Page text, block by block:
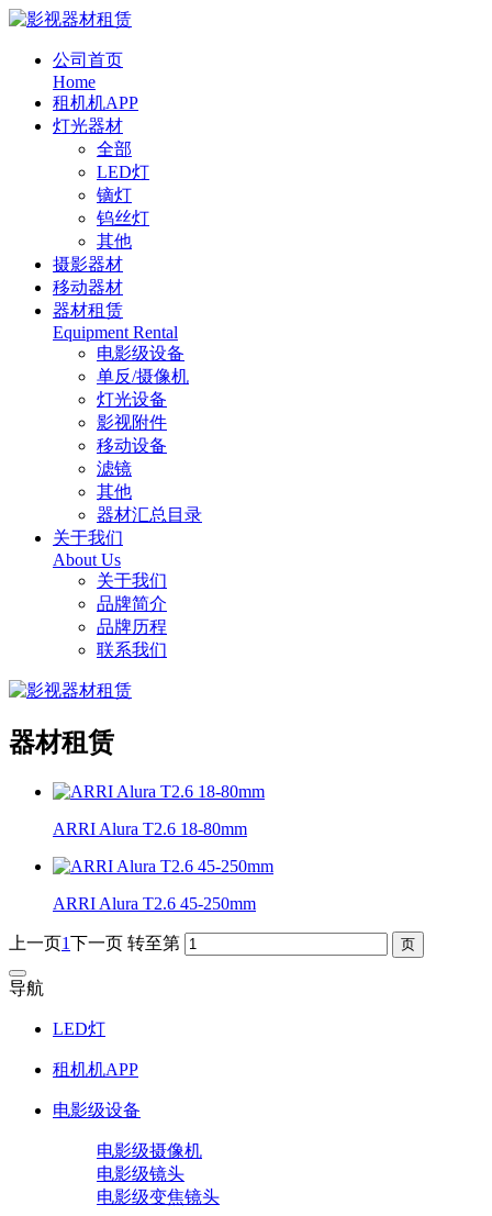
公司首页
Home
租机机APP
灯光器材
全部
LED灯
镝灯
钨丝灯
其他
摄影器材
移动器材
器材租赁
Equipment Rental
电影级设备
单反/摄像机
灯光设备
影视附件
移动设备
滤镜
其他
器材汇总目录
关于我们
About Us
关于我们
品牌简介
品牌历程
联系我们
器材租赁
ARRI Alura T2.6 18-80mm
ARRI Alura T2.6 45-250mm
上一页1下一页 转至第
导航
LED灯
租机机APP
电影级设备
电影级摄像机
电影级镜头
电影级变焦镜头